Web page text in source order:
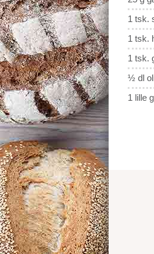
1 tsk.
1 tsk.
1 tsk.
½ dl
1 lille